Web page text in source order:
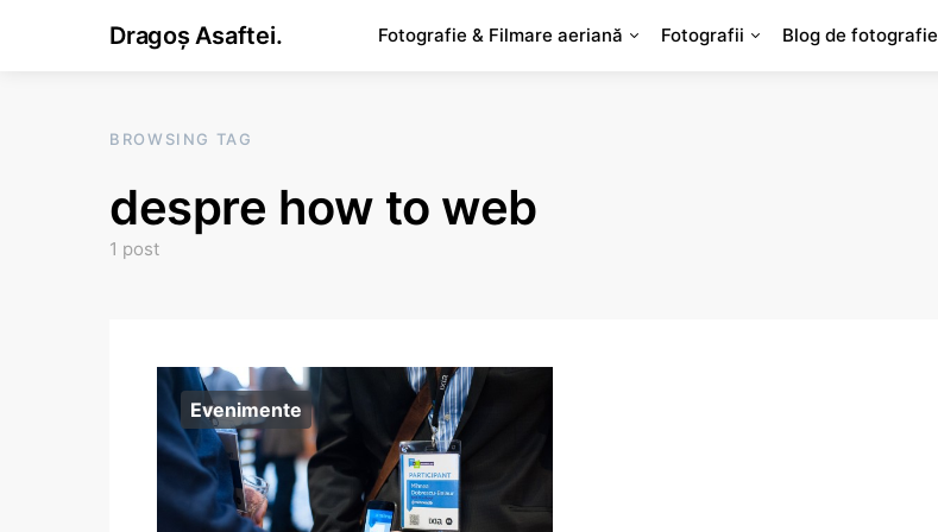
Dragoș Asaftei. Fotografie & Filmare aeriană Fotografii Blog de fotografie
BROWSING TAG
despre how to web
1 post
Evenimente